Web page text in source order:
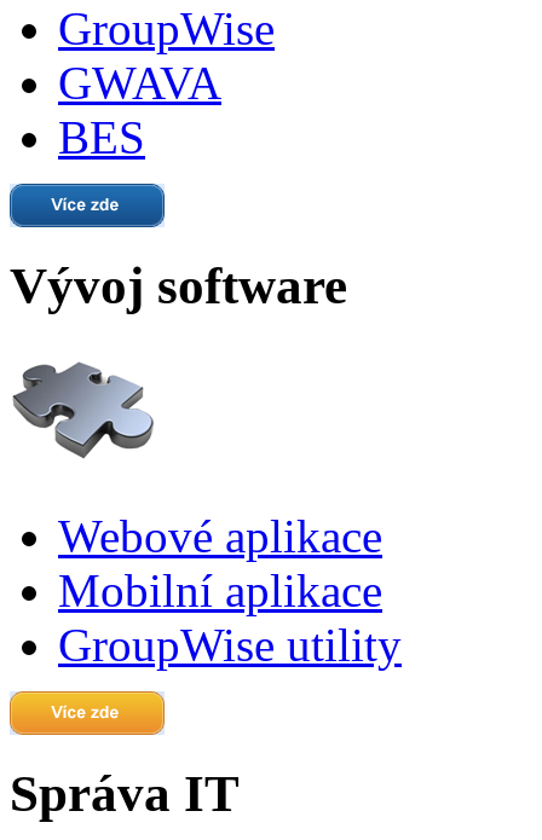
GroupWise
GWAVA
BES
Vývoj software
Webové aplikace
Mobilní aplikace
GroupWise utility
Správa IT